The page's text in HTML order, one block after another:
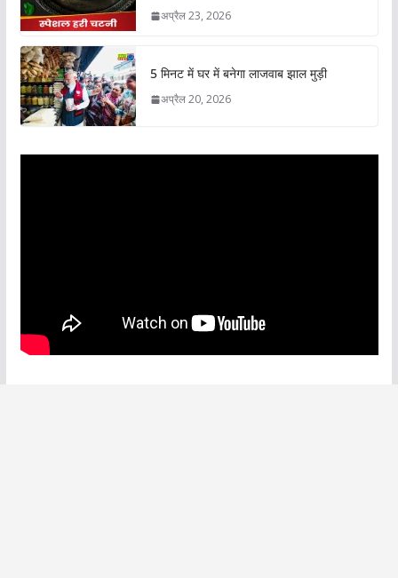
अप्रैल 23, 2026
5 मिनट में घर में बनेगा लाजवाब झाल मुड़ी
अप्रैल 20, 2026